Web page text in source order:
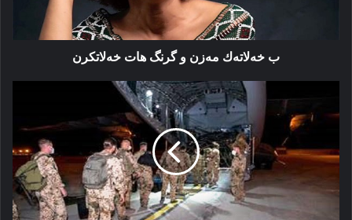
ب خەلاتەك مەزن و گرنگ ھات خەلاتكرن
ئەفگانستان
ھەولێر
نە
كابولە